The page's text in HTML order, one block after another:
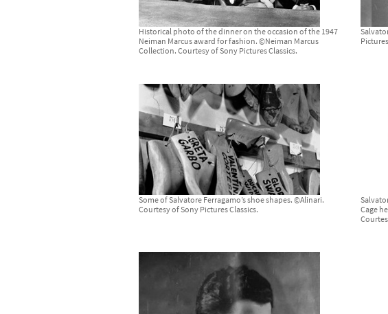
Historical photo of the dinner on the occasion of the 1947
Neiman Marcus award for fashion. ©Neiman Marcus
Collection. Courtesy of Sony Pictures Classics.
Some of Salvatore Ferragamo’s shoe shapes. ©Alinari.
Courtesy of Sony Pictures Classics.
Cage